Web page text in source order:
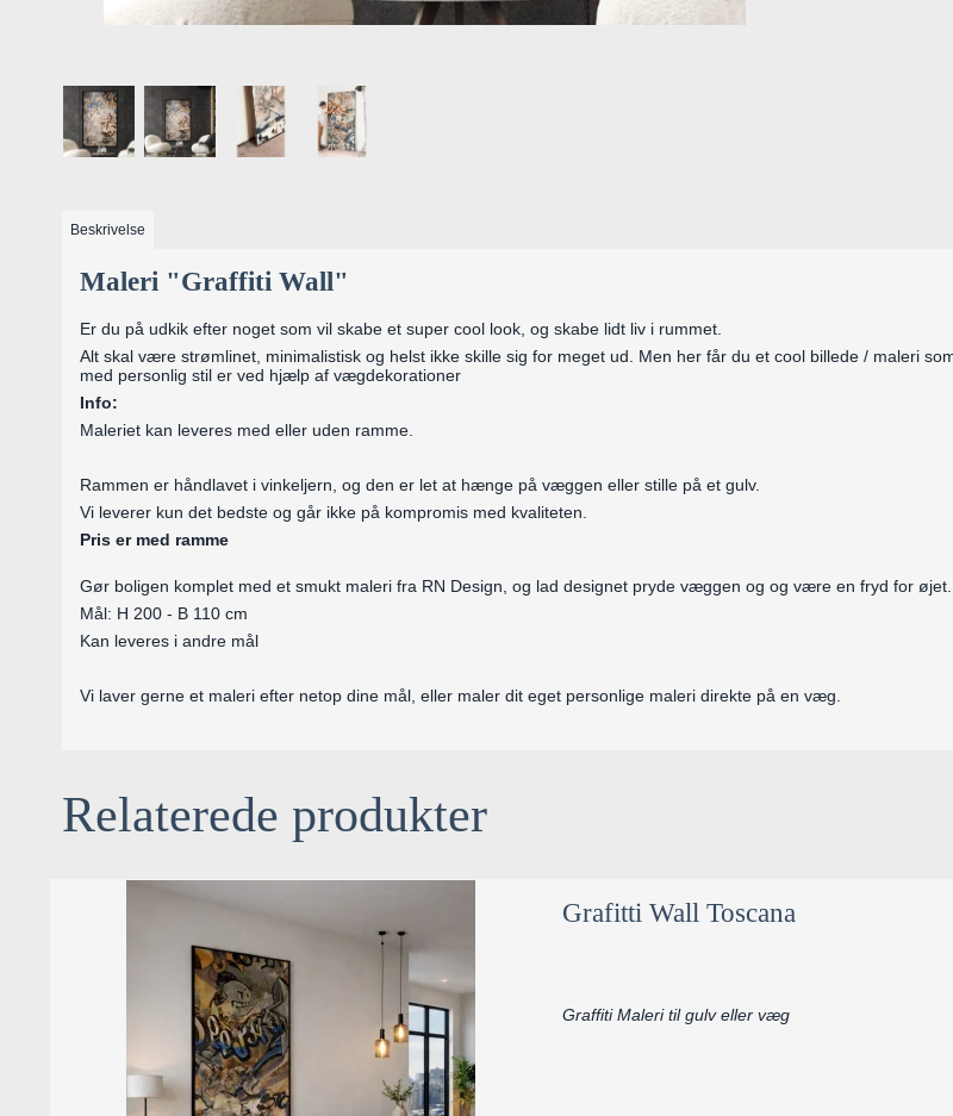
Beskrivelse
Maleri "Graffiti Wall"
Er du på udkik efter noget som vil skabe et super cool look, og skabe lidt liv i rummet.
Alt skal være strømlinet, minimalistisk og helst ikke skille sig for meget ud. Men her får du et cool billede / maleri
med personlig stil er ved hjælp af vægdekorationer
Info:
Maleriet kan leveres med eller uden ramme.
Rammen er håndlavet i vinkeljern, og den er let at hænge på væggen eller stille på et gulv.
Vi leverer kun det bedste og går ikke på kompromis med kvaliteten.
Pris er med ramme
Gør boligen komplet med et smukt maleri fra RN Design, og lad designet pryde væggen og og være en fryd for øjet.
Mål: H 200 - B 110 cm
Kan leveres i andre mål
Vi laver gerne et maleri efter netop dine mål, eller maler dit eget personlige maleri direkte på en væg.
Relaterede produkter
Grafitti Wall Toscana
Graffiti Maleri til gulv eller væg